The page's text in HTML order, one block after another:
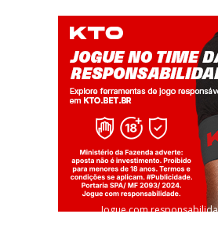
Jogue com